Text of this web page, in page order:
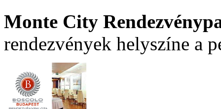
Monte City
rendezvények helyszíne a